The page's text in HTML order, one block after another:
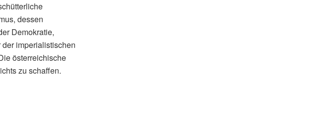
dessen
Demokratie,
imperialistischen
österreichische
zu schaffen.